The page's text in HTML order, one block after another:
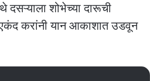
शोभेच्या दारूची
एकंद करांनी यान आकाशात उडवून